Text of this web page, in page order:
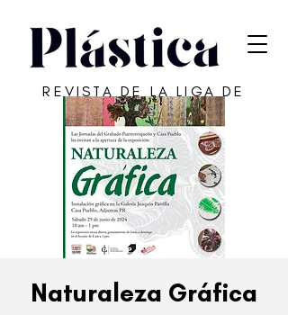
REVISTA DE LA LIGA DE
ARTE DE SAN JUAN
Naturaleza Gráfica